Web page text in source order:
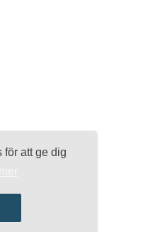
för att ge dig